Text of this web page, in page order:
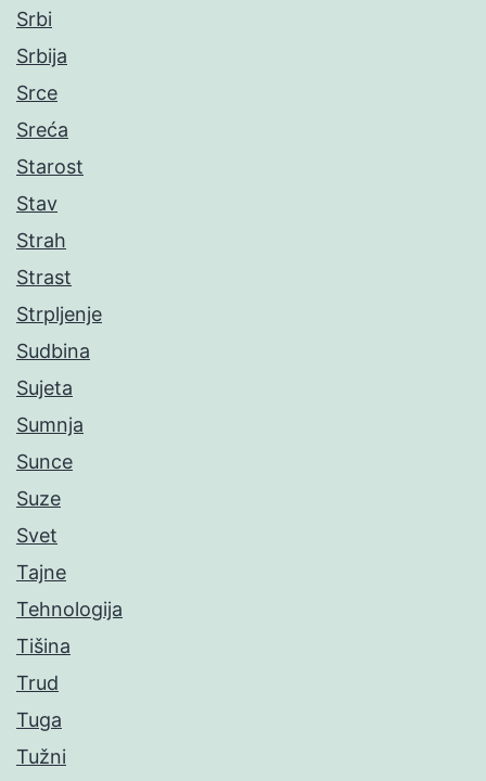
Srbi
Srbija
Srce
Sreća
Starost
Stav
Strah
Strast
Strpljenje
Sudbina
Sujeta
Sumnja
Sunce
Suze
Svet
Tajne
Tehnologija
Tišina
Trud
Tuga
Tužni